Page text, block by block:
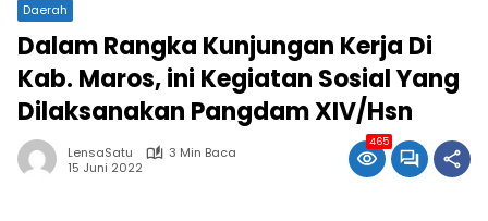
Daerah
Dalam Rangka Kunjungan Kerja Di
Kab. Maros, ini Kegiatan Sosial Yang
Dilaksanakan Pangdam XIV/Hsn
LensaSatu
3 Min Baca
15 Juni 2022
465